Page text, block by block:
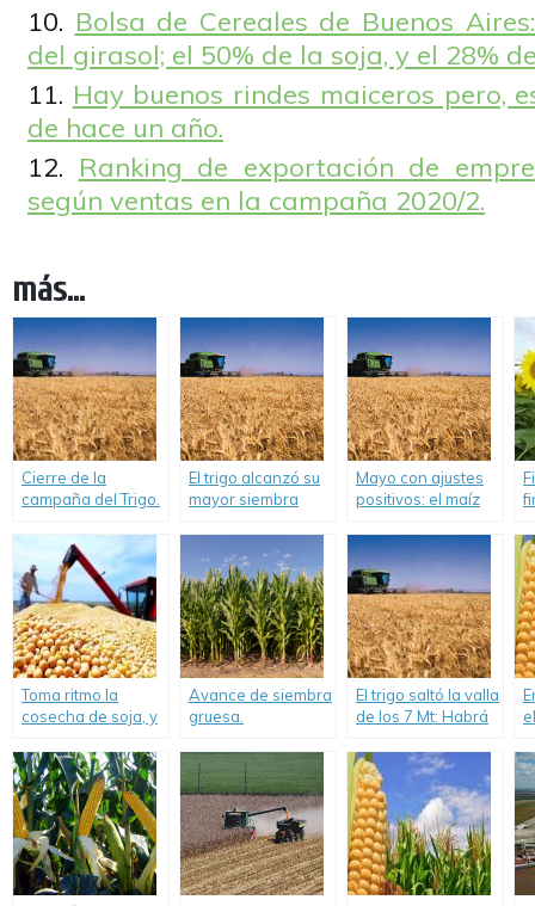
Bolsa de Cereales de Buenos
del girasol; el 50% de la soja, y el 28%
Hay buenos rindes maiceros pero,
de hace un año.
Ranking de exportación de
según ventas en la campaña 2020/2.
más...
Cierre de la
campaña del Trigo.
El trigo alcanzó su
mayor siembra
Mayo con ajustes
positivos: el maíz
soja 200 mil t,
mientras que la
siembra de trigo
arranca con una
base de 7 M ha.
Toma ritmo la
cosecha de soja, y
negocios con maíz.
Avance de siembra
gruesa.
El trigo saltó la valla
de los 7 Mt: Habrá
en la región núcleo.